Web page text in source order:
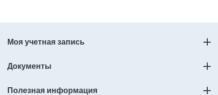
Моя учетная запись
Документы
Полезная информация